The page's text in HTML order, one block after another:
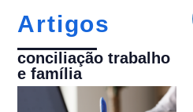
Artigos
conciliação trabalho
e família